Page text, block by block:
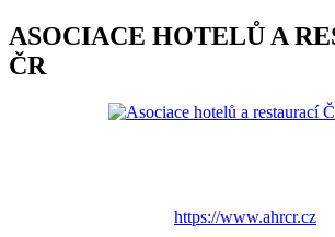
ASOCIACE HOTELŮ A
ČR
https://www.ahrcr.cz